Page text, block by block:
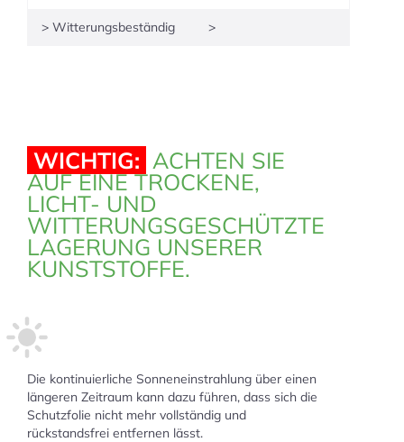
> Witterungsbeständig >
WICHTIG: ACHTEN SIE
AUF EINE TROCKENE,
LICHT- UND
WITTERUNGSGESCHÜTZTE
LAGERUNG UNSERER
KUNSTSTOFFE.
Die kontinuierliche Sonneneinstrahlung über einen
längeren Zeitraum kann dazu führen, dass sich die
Schutzfolie nicht mehr vollständig und
rückstandsfrei entfernen lässt.